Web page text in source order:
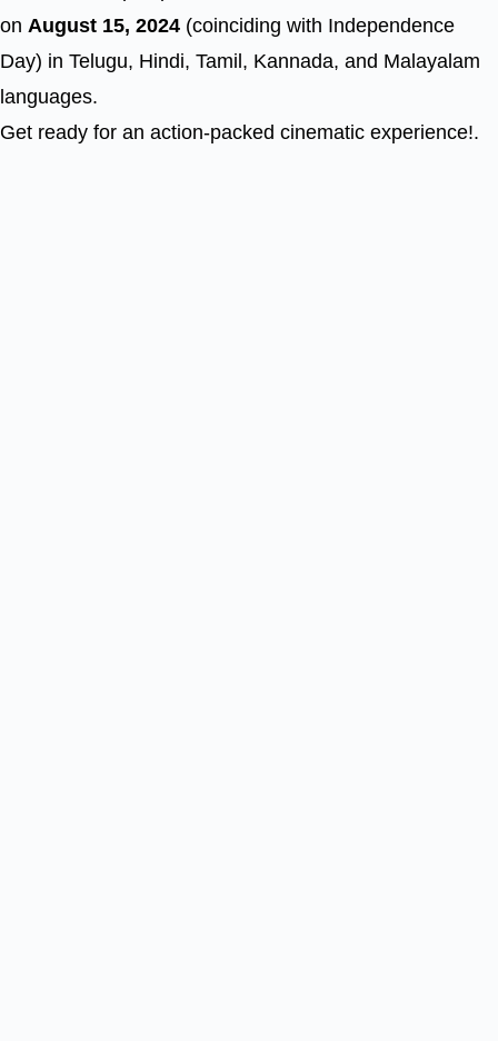
on August 15, 2024 (coinciding with Independence
Day) in Telugu, Hindi, Tamil, Kannada, and Malayalam
languages.
Get ready for an action-packed cinematic experience!.